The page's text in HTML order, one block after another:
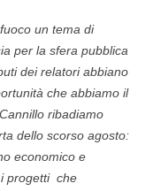
un tema di
per la sfera pubblica
dei relatori abbiano
che abbiamo il
ribadiamo
dello scorso agosto:
economico e
progetti che